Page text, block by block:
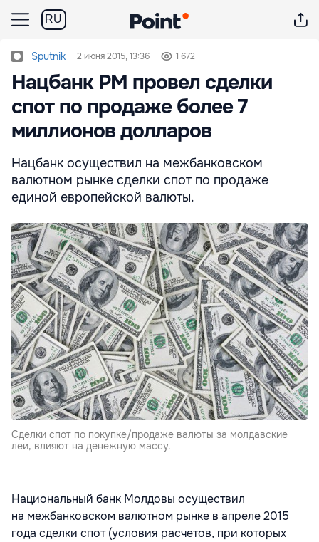
RU
Sputnik 2 июня 2015, 13:36 1 672
Нацбанк РМ провел сделки
спот по продаже более 7
миллионов долларов
Нацбанк осуществил на межбанковском
валютном рынке сделки спот по продаже
единой европейской валюты.
Сделки спот по покупке/продаже валюты за молдавские
леи, влияют на денежную массу.
Национальный банк Молдовы осуществил
на межбанковском валютном рынке в апреле 2015
года сделки спот (условия расчетов, при которых